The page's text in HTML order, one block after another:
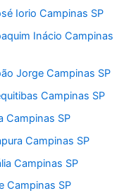
Iorio Campinas SP
Inácio Campinas
Jorge Campinas SP
Campinas SP
Campinas SP
Campinas SP
Campinas SP
Campinas SP